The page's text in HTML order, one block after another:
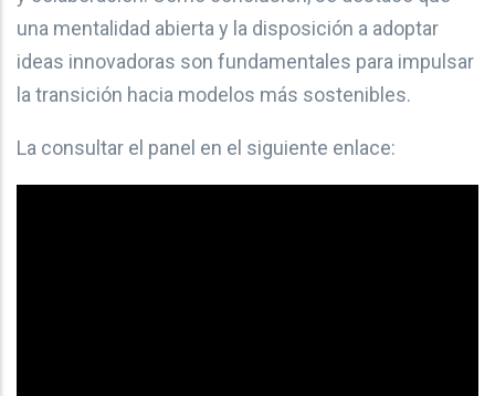
una mentalidad abierta y la disposición a adoptar
ideas innovadoras son fundamentales para impulsar
la transición hacia modelos más sostenibles.
La consultar el panel en el siguiente enlace: